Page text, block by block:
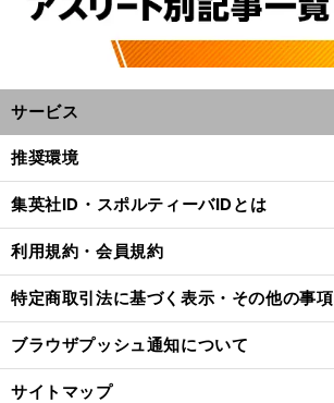
サービス
推奨環境
集英社ID・スポルティーバIDとは
利用規約・会員規約
特定商取引法に基づく表示・その他の事項
ブラウザプッシュ通知について
サイトマップ